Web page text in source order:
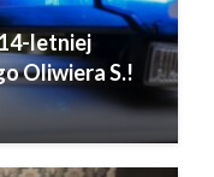
letniej
Oliwiera S.!